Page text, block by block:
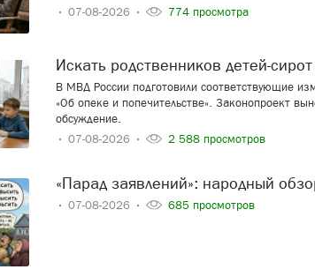
07-08-2026
774 просмотра
Искать родственников детей-
В МВД России подготовили соответствующие
«Об опеке и попечительстве». Законопроект
обсуждение.
07-08-2026
2 588 просмотров
«Парад заявлений»: народный
07-08-2026 685 просмотров